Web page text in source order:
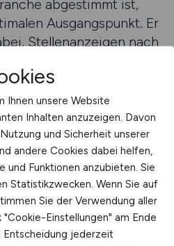
abgestimmt ist,
Ausgangspunkt. Er
Stellenanzeigen nach
Aufgaben
Perspektiven
Da die
zunehmend
und gezielte Beratung
von Rollen, die
Servicequalität und
in den Mittelpunkt
Zugriff auf
Ihnen unsere Website
Inhalten anzuzeigen. Davon
und Sicherheit unserer
andere Cookies dabei helfen,
und Funktionen anzubieten. Sie
Statistikzwecken. Wenn Sie auf
Sie der Verwendung aller
Einstellungen" am Ende
Entscheidung jederzeit